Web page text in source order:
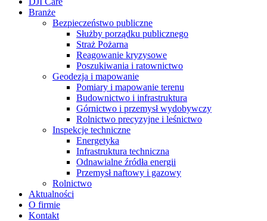
Branże
Bezpieczeństwo publiczne
Służby porządku publicznego
Straż Pożarna
Reagowanie kryzysowe
Poszukiwania i ratownictwo
Geodezja i mapowanie
Pomiary i mapowanie terenu
Budownictwo i infrastruktura
Górnictwo i przemysł wydobywczy
Rolnictwo precyzyjne i leśnictwo
Inspekcje techniczne
Energetyka
Infrastruktura techniczna
Odnawialne źródła energii
Przemysł naftowy i gazowy
Rolnictwo
Aktualności
O firmie
Kontakt